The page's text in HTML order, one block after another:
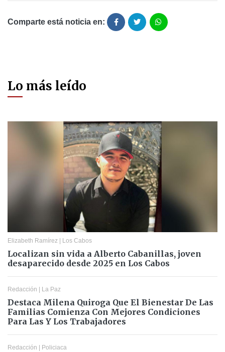
Comparte está noticia en:
Lo más leído
Elizabeth Ramírez Los Cabos
Localizan sin vida a Alberto Cabanillas, joven
desaparecido desde 2025 en Los Cabos
Redacción La Paz
Destaca Milena Quiroga Que El Bienestar De Las
Familias Comienza Con Mejores Condiciones
Para Las Y Los Trabajadores
Redacción Policiaca